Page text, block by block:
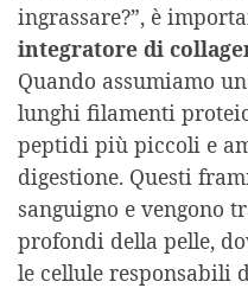
ingrassare?”, è
integratore di
Quando assumiamo
lunghi filamenti
peptidi più piccoli e
digestione. Questi
sanguigno e vengono
profondi della pelle,
le cellule responsabili